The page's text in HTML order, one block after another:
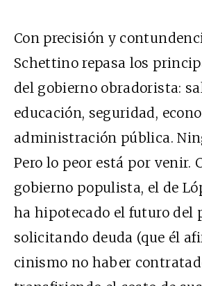
Con precisión y
Schettino repasa los
del gobierno obradorista:
educación, seguridad,
administración pública.
Pero lo peor está por venir.
gobierno populista, el de
ha hipotecado el futuro del
solicitando deuda (que él
cinismo no haber